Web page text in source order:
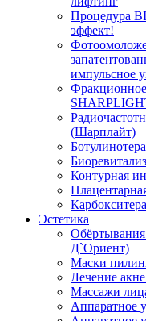
Процедура
эффект!
импульсное
(Шарплайт)
Контурная
Эстетика
Д`Ориент)
Маски
Лечение
Массажи
Аппаратное